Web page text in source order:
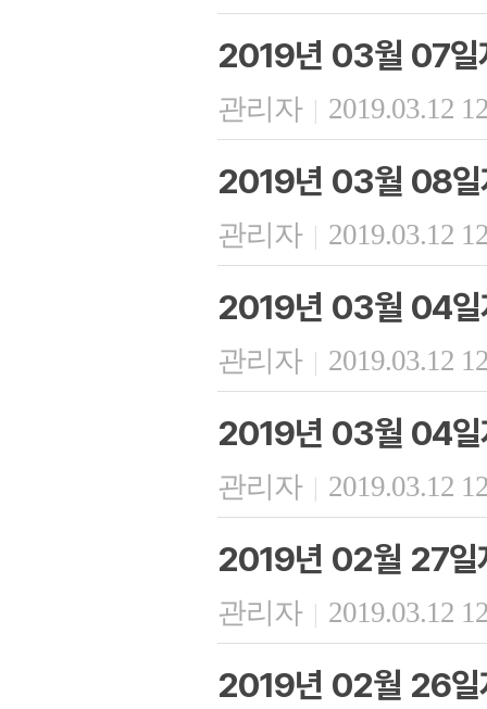
2019년 03월 07일
관리자 | 2019.03.12
2019년 03월 08일
관리자 | 2019.03.12
2019년 03월 04일
관리자 | 2019.03.12
2019년 03월 04일
관리자 | 2019.03.12
2019년 02월 27일
관리자 | 2019.03.12
2019년 02월 26일